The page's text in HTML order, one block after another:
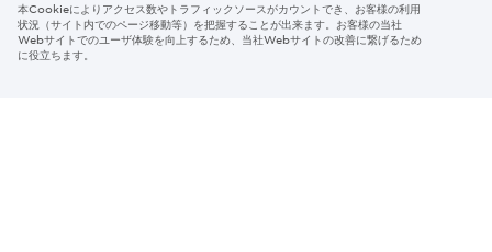
Region & Language:
Japan | JP
本Cookieによりアクセス数やトラフィックソースがカウントでき、お客様の利用
状況（サイト内でのページ移動等）を把握することが出来ます。お客様の当社
Webサイトでのユーザ体験を向上するため、当社Webサイトの改善に繋げるため
に役立ちます。